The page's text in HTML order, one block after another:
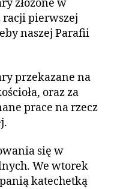
złożone w
racji pierwszej
naszej Parafii
przekazane na
oraz za
prace na rzecz
się w
We wtorek
katechetką